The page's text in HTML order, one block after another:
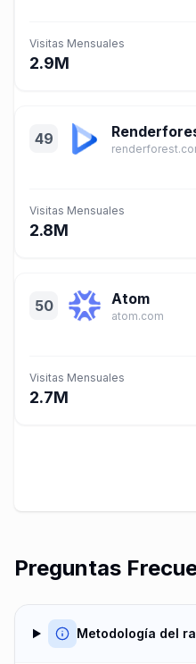
Visitas Mensuales
2.9M
49
Visitas Mensuales
2.8M
50 Atom
atom.com
Visitas Mensuales
2.7M
Preguntas
Metodología del